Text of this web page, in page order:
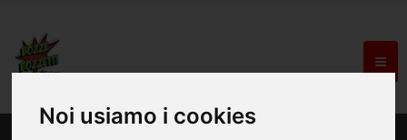
Noi usiamo i cookies